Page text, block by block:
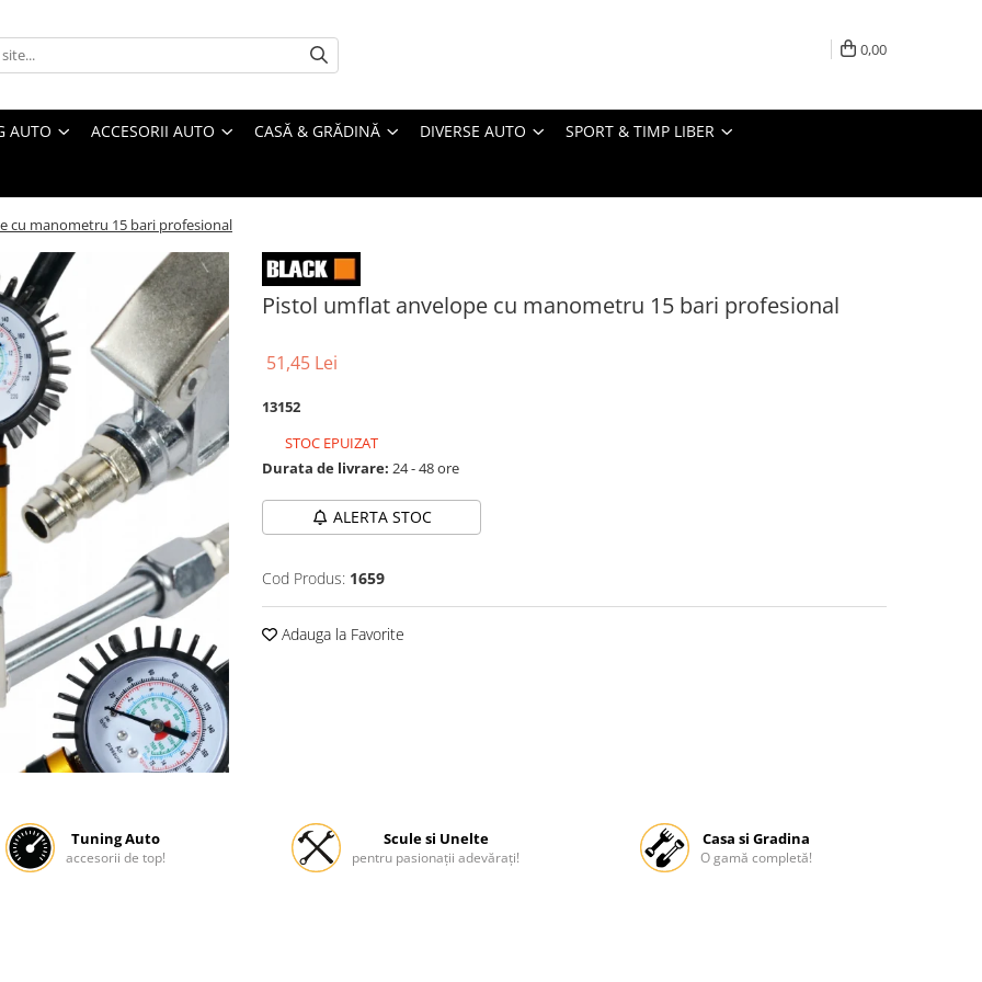
0,00
AUTO ACCESORII AUTO CASĂ & GRĂDINĂ DIVERSE AUTO SPORT & TIMP LIBER
cu manometru 15 bari profesional
Pistol umflat anvelope cu manometru 15 bari profesional
51,45 Lei
13152
STOC EPUIZAT
Durata de livrare: 24 - 48 ore
ALERTA STOC
Cod Produs: 1659
Adauga la Favorite
Tuning Auto
accesorii de top!
Scule si Unelte
pentru pasionații adevărați!
Casa si Gradina
O gamă completă!